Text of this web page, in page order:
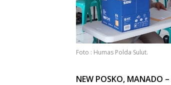
Foto : Humas Polda Sulut.
NEW POSKO, MANADO –